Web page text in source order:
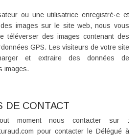
ou une utilisatrice enregistré·e et
images sur le site web, nous vous
téléverser des images contenant des
GPS. Les visiteurs de votre site
et extraire des données de
images.
DE CONTACT
moment nous contacter sur :
pour contacter le Délégué à